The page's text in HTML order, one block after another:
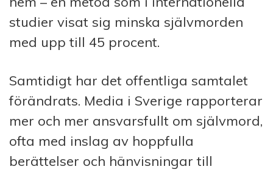
studier visat sig minska självmorden
med upp till 45 procent.
Samtidigt har det offentliga samtalet
förändrats. Media i Sverige rapporterar
mer och mer ansvarsfullt om självmord,
ofta med inslag av hoppfulla
berättelser och hänvisningar till